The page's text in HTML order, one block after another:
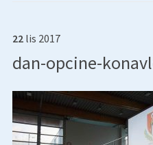
22 lis 2017
dan-opcine-